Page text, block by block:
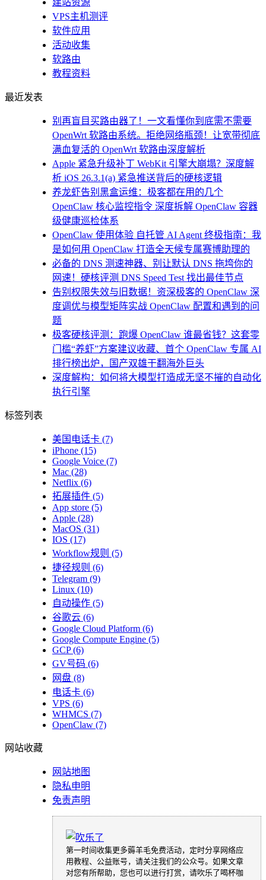
建站资源
VPS主机测评
软件应用
活动收集
软路由
教程资料
最近发表
别再盲目买路由器了！一文看懂你到底需不需要
OpenWrt 软路由系统。拒绝网络瓶颈！让宽带彻底
满血复活的 OpenWrt 软路由深度解析
Apple 紧急升级补丁 WebKit 引擎大崩塌？深度解
析 iOS 26.3.1(a) 紧急推送背后的硬核逻辑
养龙虾告别黑盒运维：极客都在用的几个
OpenClaw 核心监控指令 深度拆解 OpenClaw 容器
级健康巡检体系
OpenClaw 使用体验 自托管 AI Agent 终极指南：我
是如何用 OpenClaw 打造全天候专属赛博助理的
必备的 DNS 测速神器、别让默认 DNS 拖垮你的
网速！硬核评测 DNS Speed Test 找出最佳节点
告别权限失效与旧数据！资深极客的 OpenClaw 深
度调优与模型矩阵实战 OpenClaw 配置和遇到的问
题
极客硬核评测：跑爆 OpenClaw 谁最省钱？这套零
门槛“养虾”方案建议收藏、首个 OpenClaw 专属 AI
排行榜出炉，国产双雄干翻海外巨头
深度解构：如何将大模型打造成无坚不摧的自动化
执行引擎
标签列表
美国电话卡 (7)
iPhone (15)
Google Voice (7)
Mac (28)
Netflix (6)
拓展插件 (5)
App store (5)
Apple (28)
MacOS (31)
IOS (17)
Workflow规则 (5)
捷径规则 (6)
Telegram (9)
Linux (10)
自动操作 (5)
谷歌云 (6)
Google Cloud Platform (6)
Google Compute Engine (5)
GCP(6)
GV号码 (6)
网盘 (8)
电话卡 (6)
VPS (6)
WHMCS (7)
OpenClaw (7)
网站收藏
网站地图
隐私申明
免责声明
第一时间收集更多薅羊毛免费活动，定时分享网络应
用教程、公益账号，请关注我们的公众号。如果文章
对您有所帮助，您也可以进行打赏，请吹乐了喝杯咖